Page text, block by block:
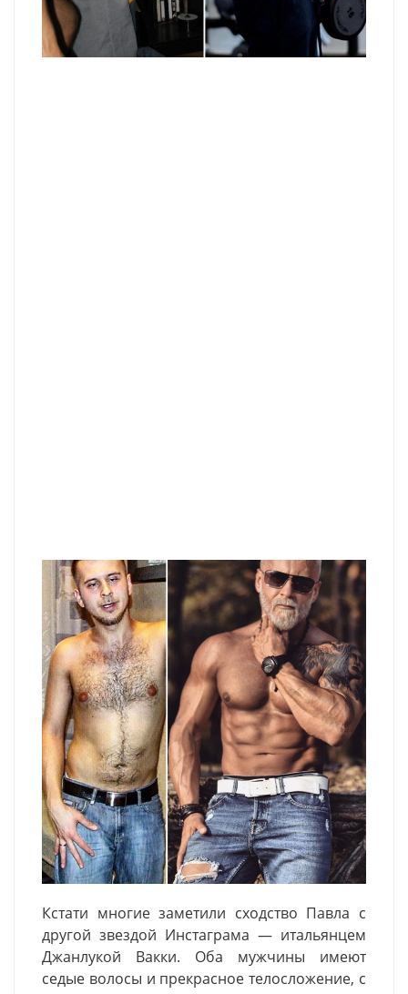
Кстати многие заметили сходство Павла с
другой звездой Инстаграма — итальянцем
Джанлукой Вакки. Оба мужчины имеют
седые волосы и прекрасное телосложение, с